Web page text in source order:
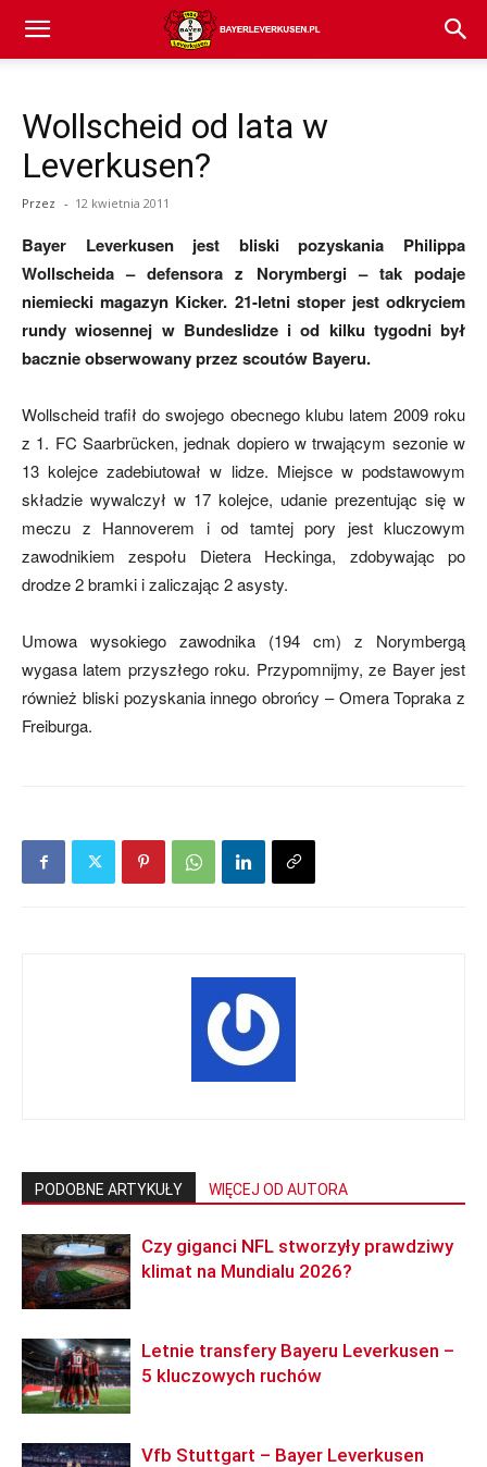
Bayer
(transfery,
mecze,
skład)
Wollscheid od lata w
Leverkusen?
Przez - 12 kwietnia 2011
Bayer Leverkusen jest bliski pozyskania Philippa
Wollscheida – defensora z Norymbergi – tak podaje
niemiecki magazyn Kicker. 21-letni stoper jest odkryciem
rundy wiosennej w Bundeslidze i od kilku tygodni był
bacznie obserwowany przez scoutów Bayeru.
Wollscheid trafił do swojego obecnego klubu latem 2009 roku
z 1. FC Saarbrücken, jednak dopiero w trwającym sezonie w
13 kolejce zadebiutował w lidze. Miejsce w podstawowym
składzie wywalczył w 17 kolejce, udanie prezentując się w
meczu z Hannoverem i od tamtej pory jest kluczowym
zawodnikiem zespołu Dietera Heckinga, zdobywając po
drodze 2 bramki i zaliczając 2 asysty.
Umowa wysokiego zawodnika (194 cm) z Norymbergą
wygasa latem przyszłego roku. Przypomnijmy, ze Bayer jest
również bliski pozyskania innego obrońcy – Omera Topraka z
Freiburga.
PODOBNE ARTYKUŁY WIĘCEJ OD AUTORA
Czy giganci NFL stworzyły prawdziwy
klimat na Mundialu 2026?
Letnie transfery Bayeru Leverkusen –
5 kluczowych ruchów
Vfb Stuttgart – Bayer Leverkusen